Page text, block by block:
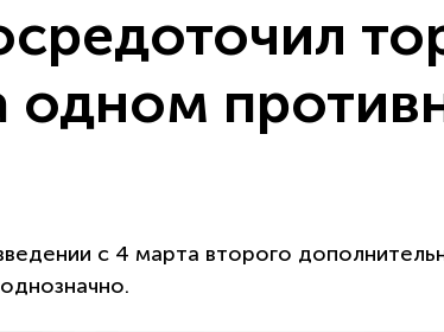
одном
с 4 марта второго